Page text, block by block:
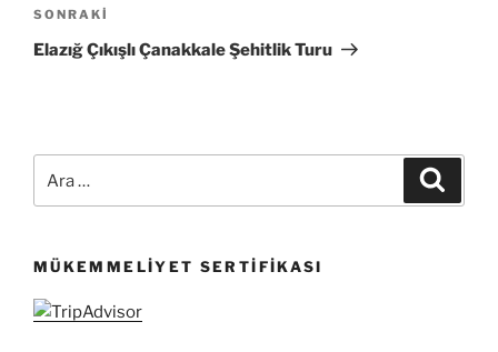
Sonraki
Yazı
SONRAKI
Elazığ Çıkışlı Çanakkale Şehitlik Turu
MÜKEMMELIYET SERTIFIKASI